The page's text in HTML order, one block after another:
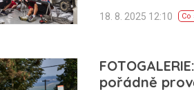
18. 8. 2025 12:10 Co
pořádně